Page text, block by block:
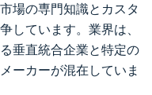
場の専門知識とカスタ
しています。業界は、
垂直統合企業と特定の
ーカーが混在していま